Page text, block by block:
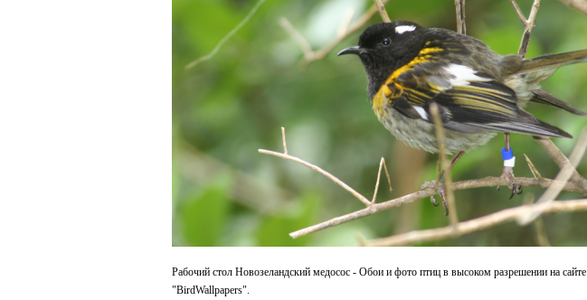
Рабочий стол Новозеландский медосос - Обои и фото птиц в высоком разрешении на сайте
"BirdWallpapers".